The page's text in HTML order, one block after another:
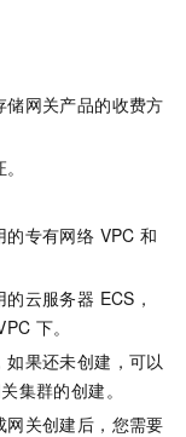
网关产品的收费方
专有网络 VPC 和
云服务器 ECS，
下。
果还未创建，可以
集群的创建。
关创建后，您需要